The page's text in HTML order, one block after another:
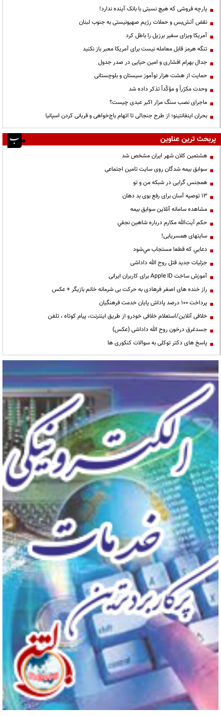
پارچه فروشی که هیچ نسبتی با بانک آینده ندارد!
نقض آتش‌بس و حملات رژیم صهیونیستی به جنوب لبنان
آمریکا ویزای سفیر برزیل را باطل کرد
تنگه هرمز قابل معامله نیست برای آمریکا معبر باز نکنید
جدال بهرام افشاری و امین حیایی در صدر جدول
حمایت از هشت هزار نوآموز سیستان و بلوچستانی
وحدت مکرّراً و مؤکّداً تذکر داده شد
ماجرای نصب سنگ مزار اکبر عبدی چیست؟
بحران اینفانتینو؛ از طرح جنجالی تا اتهام باج‌خواهی و قربانی کردن اسپانیا
پربحث ترین عناوین
هشتمین کلان شهر ایران مشخص شد
سوابق بیمه شدگان روی سایت تامین اجتماعی
همجنس گرایی در شبکه من و تو
13 توصیه آسان برای رفع بوی بد دهان
مشاهده سامانه آنلاين سوابق بیمه
حكم آيت‌الله مكارم درباره شاهين نجفي
سایتهای همسریابی!
دعايي كه قطعا مستجاب مي‌شود
جزئیات جدید قتل روح الله داداشی
آموزش ساخت Apple ID برای کاربران ایرانی
راز خنده های اصغر فرهادی به حرکت بی شرمانه خانم بازیگر + عکس
پرداخت ۱۰۰ درصد پاداش پایان خدمت فرهنگیان
خلافی آنلاین/استعلام خلافی خودرو از طریق اینترنت، پیام کوتاه ، تلفن
جسدغرق درخون روح الله داداشی (عکس)
پاسخ های دکتر توکلی به سوالات کنکوری ها